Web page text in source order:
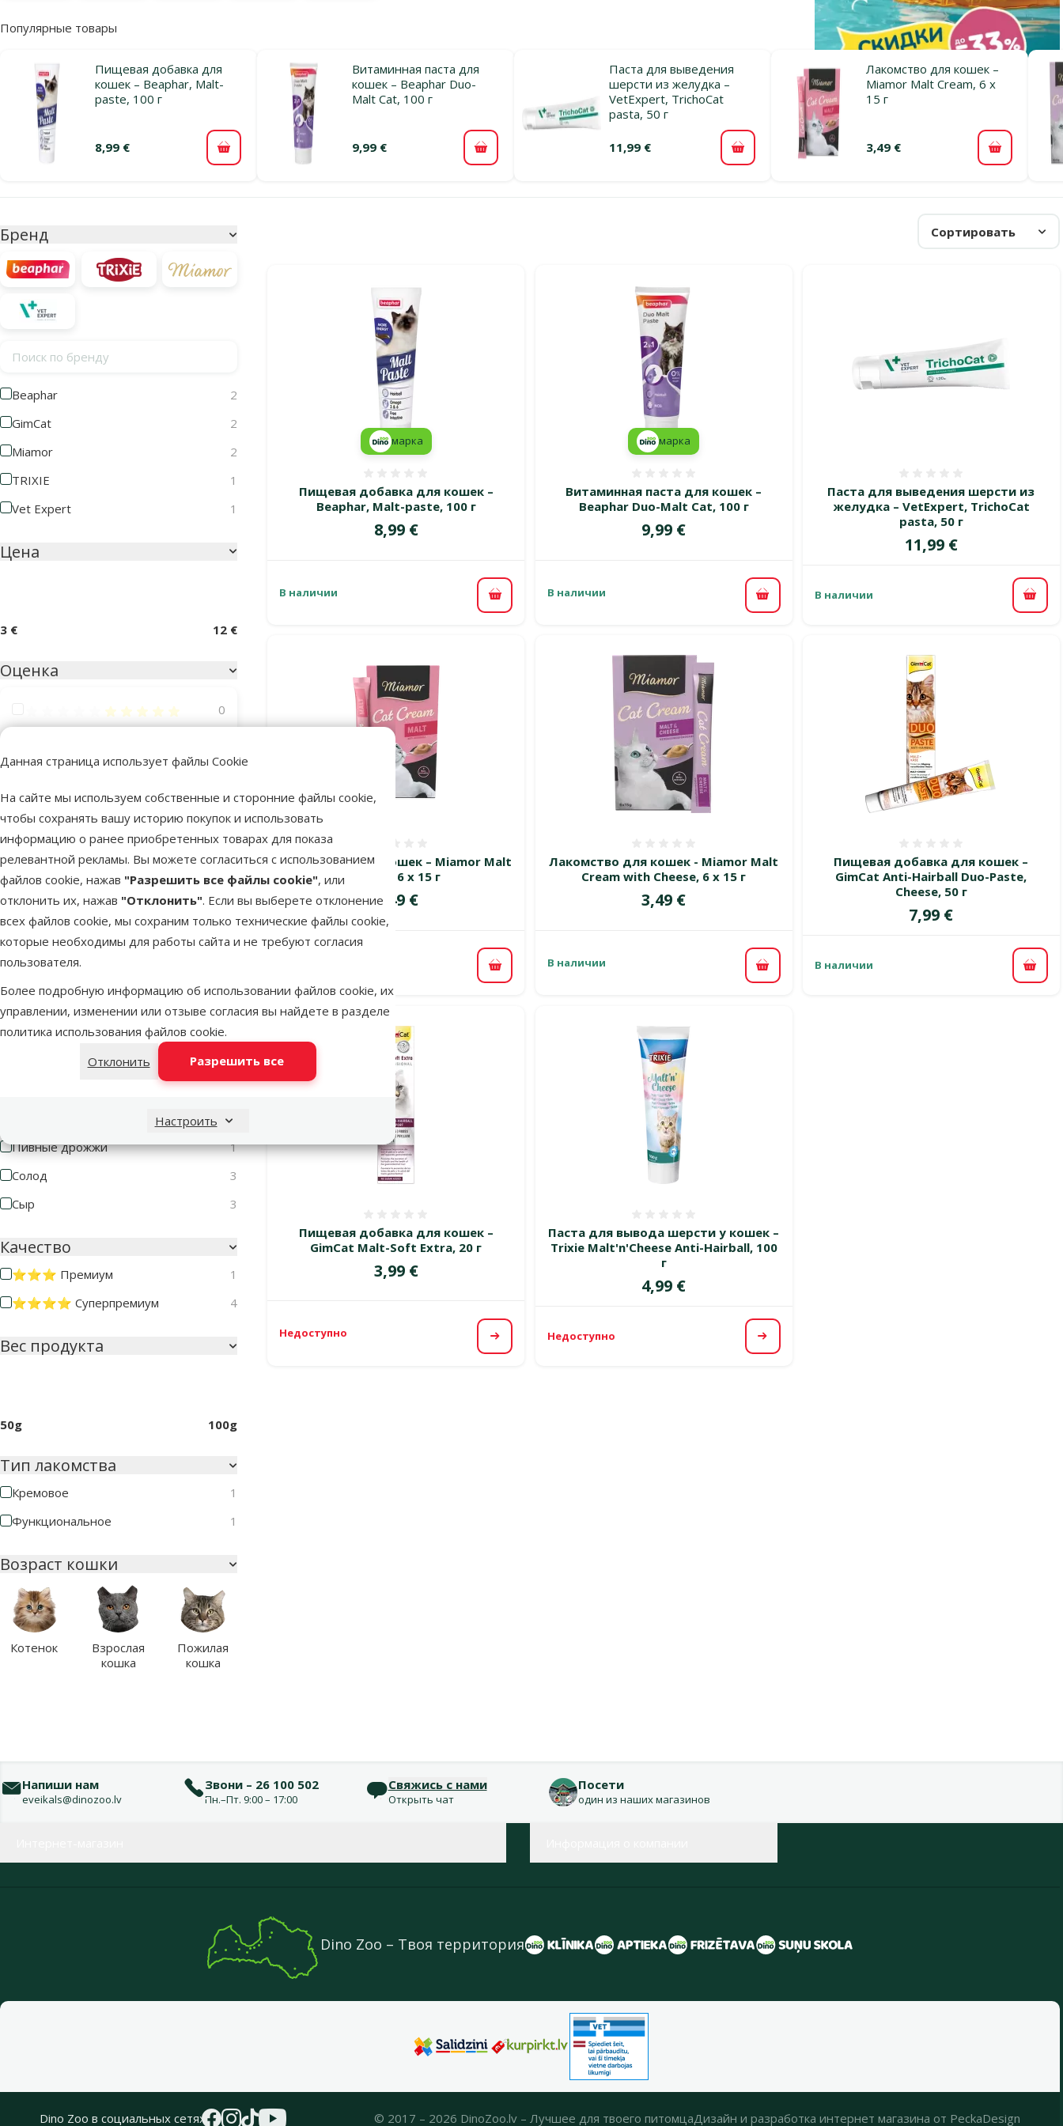
Данная страница использует файлы Cookie
На сайте мы используем собственные и сторонние файлы cookie,
чтобы сохранять вашу историю покупок и использовать
информацию о ранее приобретенных товарах для показа
релевантной рекламы. Вы можете согласиться с использованием
файлов cookie, нажав "Разрешить все файлы cookie", или
отклонить их, нажав "Отклонить". Если вы выберете отклонение
всех файлов cookie, мы сохраним только технические файлы cookie,
которые необходимы для работы сайта и не требуют согласия
пользователя.
Более подробную информацию об использовании файлов cookie, их
управлении, изменении или отзыве согласия вы найдете в разделе
политика использования файлов cookie.
Отклонить
Разрешить все
Настроить
Популярные товары
Пищевая добавка для
кошек – Beaphar, Malt-
paste, 100 г
8,99 € В корзину
Витаминная паста для
кошек – Beaphar Duo-
Malt Cat, 100 г
9,99 € В корзину
Паста для выведения
шерсти из желудка –
VetExpert, TrichoCat
pasta, 50 г
11,99 € В корзину
Лакомство для кошек –
Miamor Malt Cream, 6 x
15 г
3,49 € В корзину
Бренд
Поиск по бренду
Beaphar
2
GimCat
2
Miamor
2
TRIXIE
1
Vet Expert
1
Цена
3 € 12 €
Оценка
Оценка 100%
0
Оценка 60%
0
Оценка 40%
0
Оценка 20%
0
Состояние здоровья
Без проблем со здоровьем
3
Клубки шерсти в кишечнике
Укрепление иммунитета
Чувствительное пищеварение
3
Состав и вкус
Куриное мясо
1
Молоко или молочные продукты
3
2
Пивные дрожжи
1
Солод
3
Сыр
3
Качество
⭐⭐⭐ Премиум
1
⭐⭐⭐⭐ Суперпремиум
4
Вес продукта
50g 100g
Тип лакомства
Кремовое
1
Функциональное
1
Возраст кошки
Котенок
Взрослая
кошка
Пожилая
кошка
Сортировать
Пищевая добавка для кошек –
Beaphar, Malt-paste, 100 г
Цена
8,99 €
марка
В наличии
В корзину
Витаминная паста для кошек –
Beaphar Duo-Malt Cat, 100 г
Цена
9,99 €
марка
В наличии
В корзину
Паста для выведения шерсти из
желудка – VetExpert, TrichoCat
pasta, 50 г
Цена
11,99 €
В наличии В
Лакомство для кошек – Miamor Malt
Cream, 6 x 15 г
Цена
3,49 €
В корзину
Лакомство для кошек - Miamor Malt
Cream with Cheese, 6 x 15 г
Цена
3,49 €
В наличии
В корзину
Пищевая добавка для кошек –
GimCat Anti-Hairball Duo-Paste,
Cheese, 50 г
Цена
7,99 €
В наличии В
Пищевая добавка для кошек –
GimCat Malt-Soft Extra, 20 г
Цена
3,99 €
Недоступно
Посмотреть
Паста для вывода шерсти у кошек –
Trixie Malt'n'Cheese Anti-Hairball, 100
г
Цена
4,99 €
Недоступно Посмотреть
Напиши нам
eveikals@dinozoo.lv
Звони – 26 100 502
Пн.–Пт. 9:00 – 17:00
Свяжись с нами
Открыть чат
Посети
один из наших магазинов
Dino Zoo – Твоя территория
Dino Zoo в социальных сетях © 2017 – 2026 DinoZoo.lv – Лучшее для твоего питомцаДизайн и разработка интернет магазина от PeckaDesign